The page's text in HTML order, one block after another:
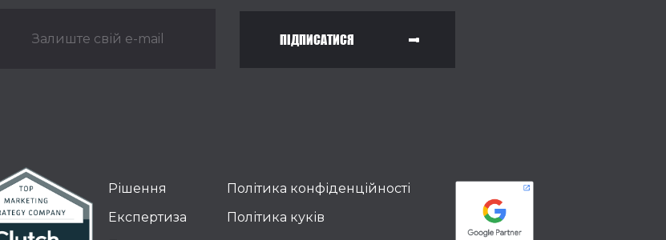
ПІДПИСАТИСЯ
Рішення
Експертиза
Політика конфіденційності
Політика куків